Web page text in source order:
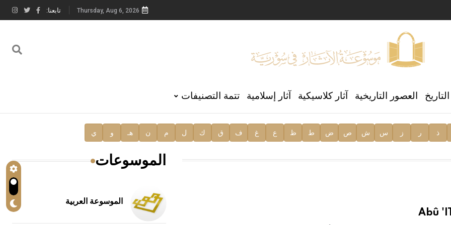
العالمي للغة العربية
Thursday, Aug 6, 2026 تابعنا:
العصور التاريخية آثار كلاسيكية آثار إسلامية تتمة التصنيفات
ذ ر ز س ش ص ض ط ظ ع غ ف ق ك ل م ن هـ و ي
Abû
الموسوعات
الموسوعة العربية